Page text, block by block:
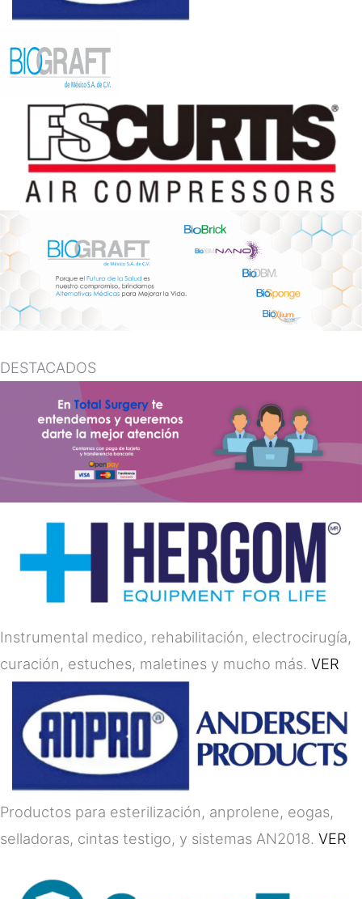
DESTACADOS
Instrumental medico, rehabilitación, electrocirugía,
curación, estuches, maletines y mucho más. VER
Productos para esterilización, anprolene, eogas,
selladoras, cintas testigo, y sistemas AN2018. VER